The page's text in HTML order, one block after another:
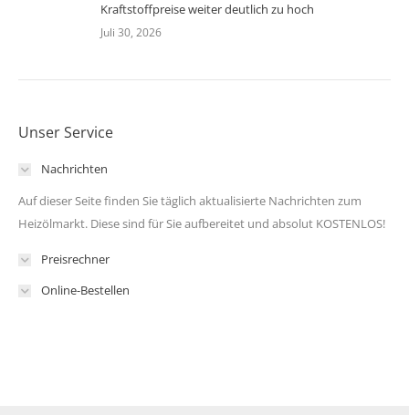
Kraftstoffpreise weiter deutlich zu hoch
Juli 30, 2026
Unser Service
Nachrichten
Auf dieser Seite finden Sie täglich aktualisierte Nachrichten zum
Heizölmarkt. Diese sind für Sie aufbereitet und absolut KOSTENLOS!
Preisrechner
Online-Bestellen